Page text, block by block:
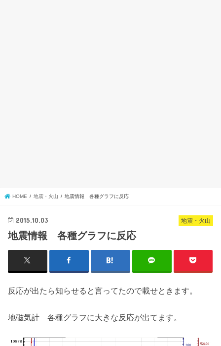
HOME 地震・火山 地震情報 各種グラフに反応
地震・火山
2015.10.03
地震情報 各種グラフに反応
反応が出たら知らせると言ってたので載せときます。
地磁気計 各種グラフに大きな反応が出てます。